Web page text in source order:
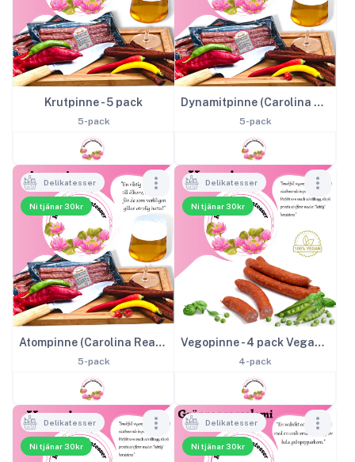
Krutpinne - 5 pack
5-pack
Dynamitpinne (Carolina Reaper-chili) - 5 pack
5-pack
Ni tjänar 30kr
Delikatesser
Atompinne (Carolina Reaper-chili) - 5 pack
5-pack
Ni tjänar 30kr
Delikatesser
Vegopinne - 4 pack Vegansk salami
4-pack
Ni tjänar 30kr
Delikatesser
Ni tjänar 30kr
Delikatesser